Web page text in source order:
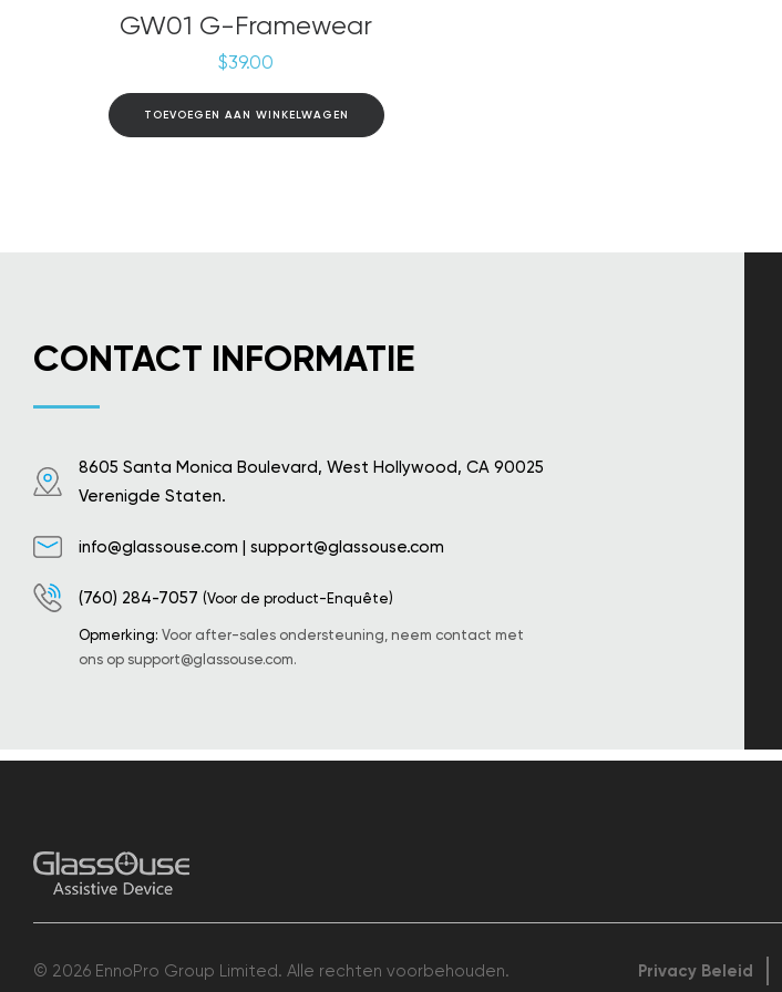
GW01 G-Framewear
$39.00
TOEVOEGEN AAN WINKELWAGEN
CONTACT INFORMATIE
8605 Santa Monica Boulevard, West Hollywood, CA 90025
Verenigde Staten.
info@glassouse.com | support@glassouse.com
(760) 284-7057 (Voor de product-Enquête)
Opmerking: Voor after-sales ondersteuning, neem contact met
ons op support@glassouse.com.
© 2026 EnnoPro Group Limited. Alle rechten voorbehouden. Privacy Beleid